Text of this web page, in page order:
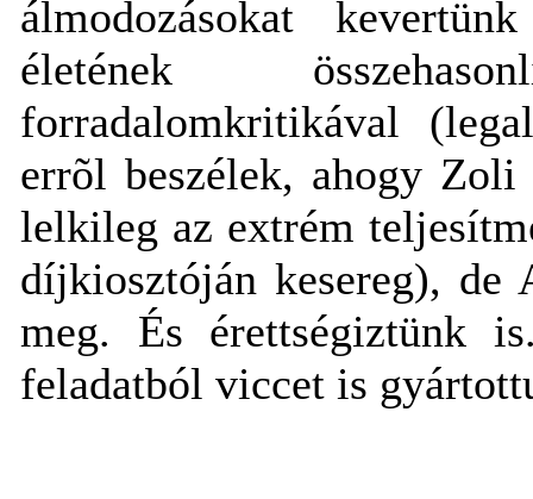
álmodozásokat
életének
forradalomkritikával
errõl beszélek, ahogy
lelkileg az extrém
díjkiosztóján kesereg), de
meg. És érettségiztünk
feladatból viccet is